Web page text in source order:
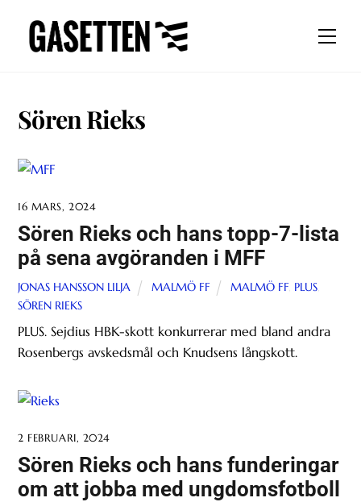
content
Sören Rieks
16 MARS, 2024
Sören Rieks och hans topp-7-lista
på sena avgöranden i MFF
JONAS HANSSON LILJA MALMÖ FF MALMÖ FF, PLUS,
SÖREN RIEKS
PLUS. Sejdius HBK-skott konkurrerar med bland andra
Rosenbergs avskedsmål och Knudsens långskott.
2 FEBRUARI, 2024
Sören Rieks och hans funderingar
om att jobba med ungdomsfotboll